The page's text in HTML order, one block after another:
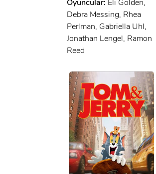
Oyuncular: Eli Golden,
Debra Messing, Rhea
Perlman, Gabriella Uhl,
Jonathan Lengel, Ramon
Reed